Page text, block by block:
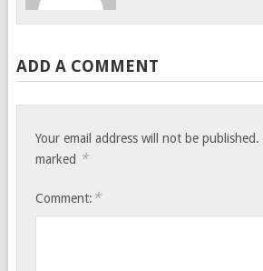
ADD A COMMENT
Your email address will not be published.
marked *
Comment: *